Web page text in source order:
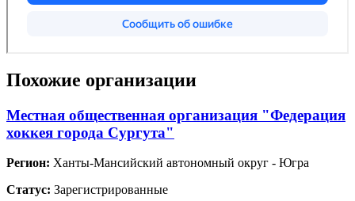
Похожие организации
Местная общественная организация "Федерация
хоккея города Сургута"
Регион: Ханты-Мансийский автономный округ - Югра
Статус: Зарегистрированные